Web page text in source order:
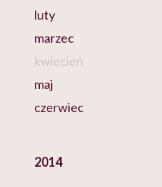
luty
marzec
kwiecień
maj
czerwiec
2014